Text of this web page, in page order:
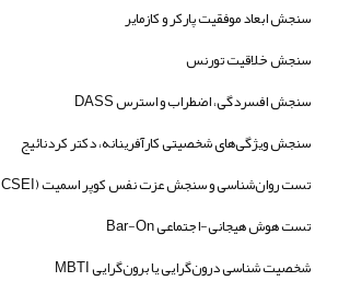
سنجش ابعاد موفقیت پارکر و کازمایر
سنجش خلاقیت تورنس
سنجش افسردگی، اضطراب و استرس DASS
سنجش ویژگی‌های شخصیتی کارآفرینانه، دکتر کردنائیج
تست روان‌شناسی و سنجش عزت نفس کوپر اسمیت (CSEI)
تست هوش هیجانی-اجتماعی Bar-On
شخصیت شناسی درون‌گرایی یا برون‌گرایی MBTI